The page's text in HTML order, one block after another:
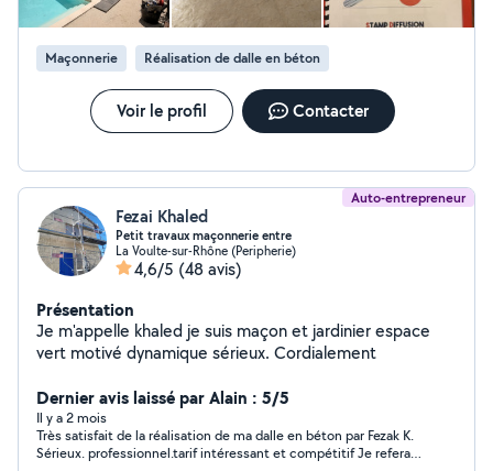
Maçonnerie Réalisation de dalle en béton
Voir le profil Contacter
Auto-entrepreneur
Fezai Khaled
Petit travaux maçonnerie entre
La Voulte-sur-Rhône (Peripherie)
4,6/5 (48 avis)
Présentation
Je m'appelle khaled je suis maçon et jardinier espace
vert motivé dynamique sérieux. Cordialement
Dernier avis laissé par Alain : 5/5
Il y a 2 mois
Très satisfait de la réalisation de ma dalle en béton par Fezak K.
Sérieux. professionnel.tarif intéressant et compétitif Je referai